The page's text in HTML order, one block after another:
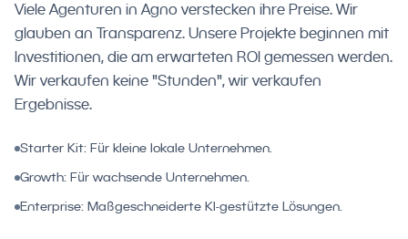
Viele Agenturen in Agno verstecken ihre Preise. Wir
glauben an Transparenz. Unsere Projekte beginnen mit
Investitionen, die am erwarteten ROI gemessen werden.
Wir verkaufen keine "Stunden", wir verkaufen
Ergebnisse.
Starter Kit: Für kleine lokale Unternehmen.
Growth: Für wachsende Unternehmen.
Enterprise: Maßgeschneiderte KI-gestützte Lösungen.